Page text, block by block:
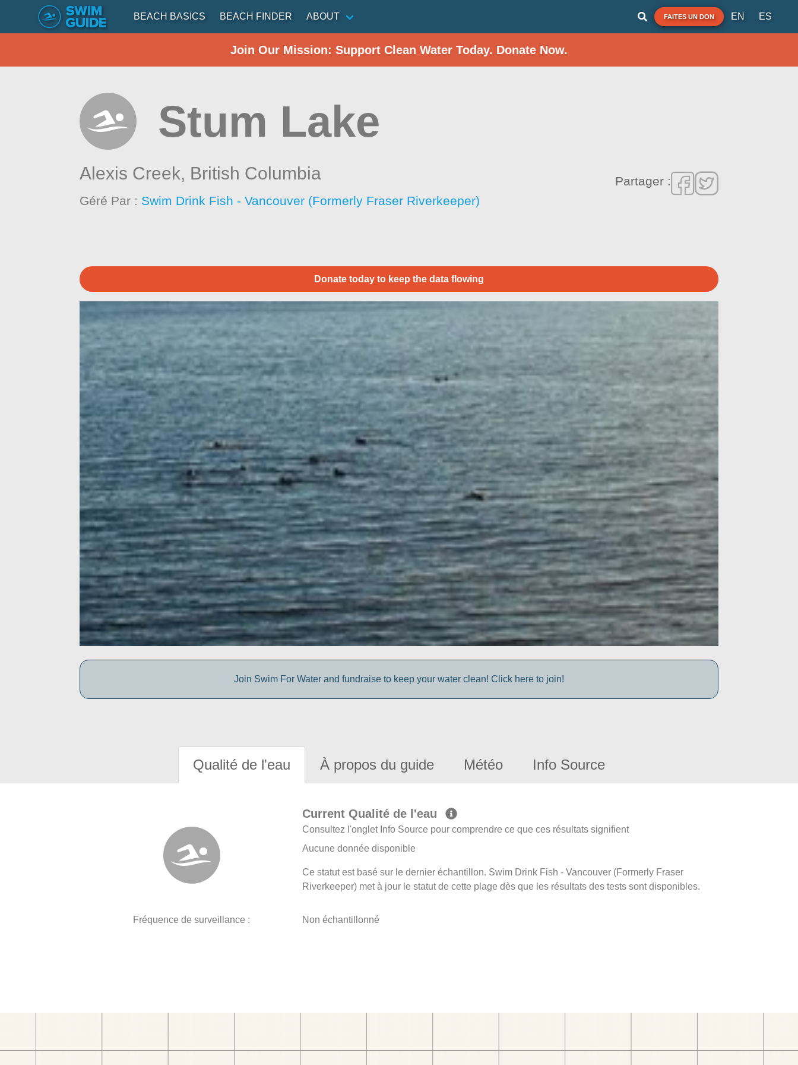
BEACH BASICS BEACH FINDER ABOUT FAITES UN DON EN ES
Join Our Mission: Support Clean Water Today. Donate Now.
Stum Lake
Alexis Creek, British Columbia
Géré Par : Swim Drink Fish - Vancouver (Formerly Fraser Riverkeeper)
Partager :
Donate today to keep the data flowing
Join Swim For Water and fundraise to keep your water clean! Click here to join!
Qualité de l'eau À propos du guide Météo Info Source
Current Qualité de l'eau
Consultez l'onglet Info Source pour comprendre ce que ces résultats signifient
Aucune donnée disponible
Ce statut est basé sur le dernier échantillon. Swim Drink Fish - Vancouver (Formerly Fraser
Riverkeeper) met à jour le statut de cette plage dès que les résultats des tests sont disponibles.
Fréquence de surveillance : Non échantillonné